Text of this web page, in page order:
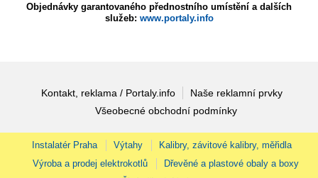
Objednávky garantovaného přednostního umístění a dalších
služeb: www.portaly.info
Kontakt, reklama / Portaly.info
Naše reklamní prvky
Všeobecné obchodní podmínky
Instalatér Praha Výtahy
Kalibry, závitové kalibry, měřidla
Výroba a prodej elektrokotlů
Dřevěné a plastové obaly a boxy